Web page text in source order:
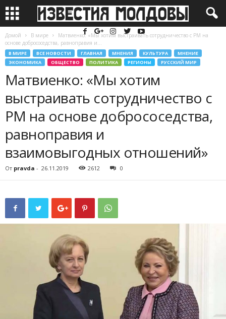
Домой В мире
Матвиенко: «Мы хотим выстраивать сотрудничество с РМ на
основе добрососедства, равноправия и...
В МИРЕ ВСЕ НОВОСТИ ГЛАВНАЯ МНЕНИЯ КУЛЬТУРА
МНЕНИЕ
ЭКОНОМИКА
ОБЩЕСТВО ПОЛИТИКА РЕГИОНЫ РУССКИЙ МИР
Матвиенко: «Мы хотим
выстраивать сотрудничество с
РМ на основе добрососедства,
равноправия и
взаимовыгодных отношений»
От pravda - 26.11.2019 2612 0